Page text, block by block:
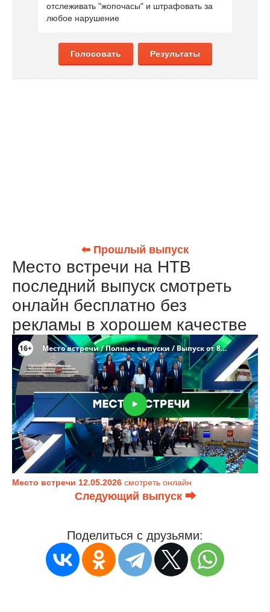
отслеживать "жопочасы" и штрафовать за
любое нарушение
Голосовать Результаты
⬅ Прошлый выпуск
Место встречи на НТВ
последний выпуск смотреть
онлайн бесплатно без
рекламы в хорошем качестве
Место встречи 12.05.2026 смотреть онлайн
Следующий выпуск ⮕
Поделиться с друзьями: